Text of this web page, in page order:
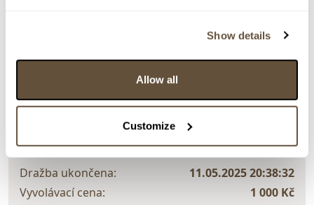
Show details
Allow all
Customize
> zpět na aukční výsledky
VYDRAŽENO
Jitka Kolínská
139799. Dumání u lampy
Dražba ukončena:
11.05.2025 20:38:32
Vyvolávací cena:
1 000 Kč